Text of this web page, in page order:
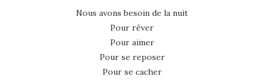
Nous avons besoin de la nuit
Pour rêver
Pour aimer
Pour se reposer
Pour se cacher